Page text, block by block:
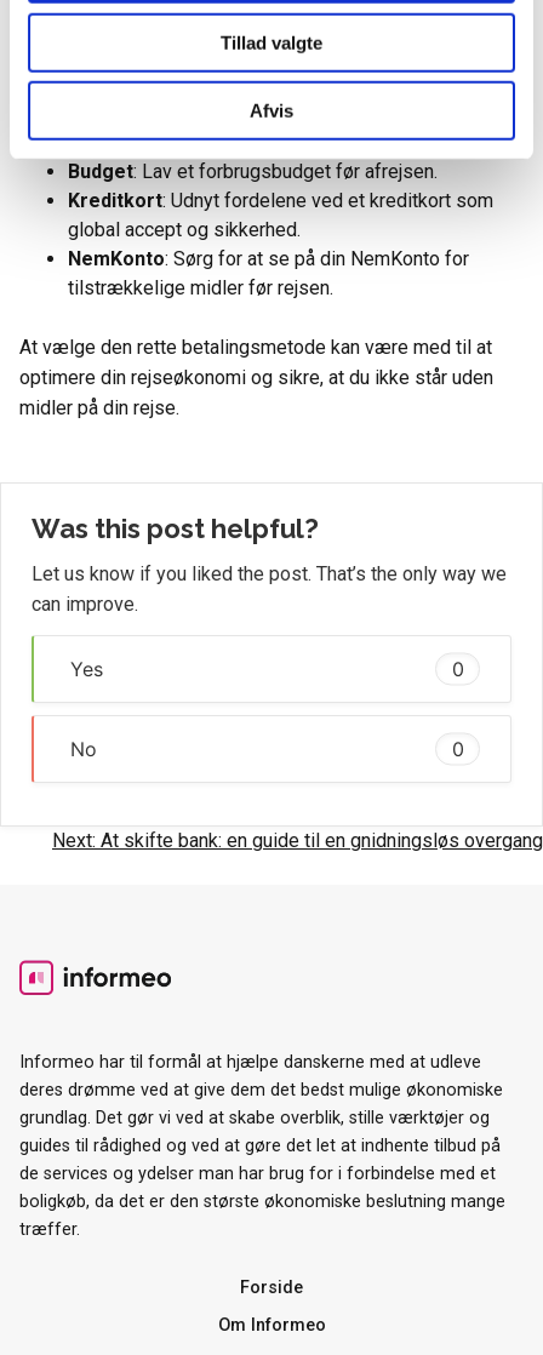
Tillad valgte
Afvis
kreditkortder benyttes.Mastercardog andre
internationale kreditkort kan være fordelagtige, da de ofte
accepteres globalt og giver mulighed for nem sporing af
Budget: Lav et forbrugsbudget før afrejsen.
Kreditkort: Udnyt fordelene ved et kreditkort som
global accept og sikkerhed.
NemKonto: Sørg for at se på din NemKonto for
tilstrækkelige midler før rejsen.
At vælge den rette betalingsmetode kan være med til at
optimere din rejseøkonomi og sikre, at du ikke står uden
midler på din rejse.
Was this post helpful?
Let us know if you liked the post. That’s the only way we
can improve.
Yes 0
No 0
Indlægsnavigation
Next: At skifte bank: en guide til en gnidningsløs overgang
Informeo har til formål at hjælpe danskerne med at udleve
deres drømme ved at give dem det bedst mulige økonomiske
grundlag. Det gør vi ved at skabe overblik, stille værktøjer og
guides til rådighed og ved at gøre det let at indhente tilbud på
de services og ydelser man har brug for i forbindelse med et
boligkøb, da det er den største økonomiske beslutning mange
træffer.
Forside
Om Informeo